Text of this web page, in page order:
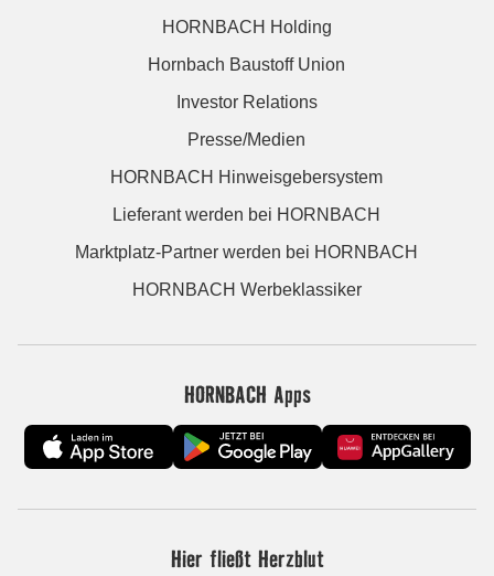
HORNBACH Holding
Hornbach Baustoff Union
Investor Relations
Presse/Medien
HORNBACH Hinweisgebersystem
Lieferant werden bei HORNBACH
Marktplatz-Partner werden bei HORNBACH
HORNBACH Werbeklassiker
HORNBACH Apps
Hier fließt Herzblut